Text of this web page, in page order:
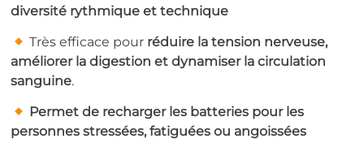
diversité rythmique et technique
​​ Très efficace pour réduire la tension nerveuse,
améliorer la digestion et dynamiser la circulation
sanguine.
Permet de recharger les batteries pour les
personnes stressées, fatiguées ou angoissées